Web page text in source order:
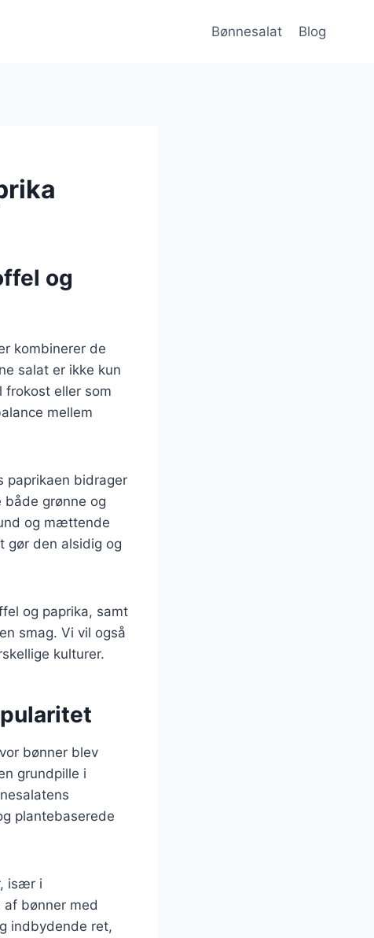
Bønnesalat Blog
og
kombinerer de
salat er ikke kun
eller som
mellem
paprikaen bidrager
grønne og
og mættende
gør den alsidig og
og paprika, samt
smag. Vi vil også
kulturer.
bønner blev
grundpille i
plantebaserede
især i
bønner med
indbydende ret,